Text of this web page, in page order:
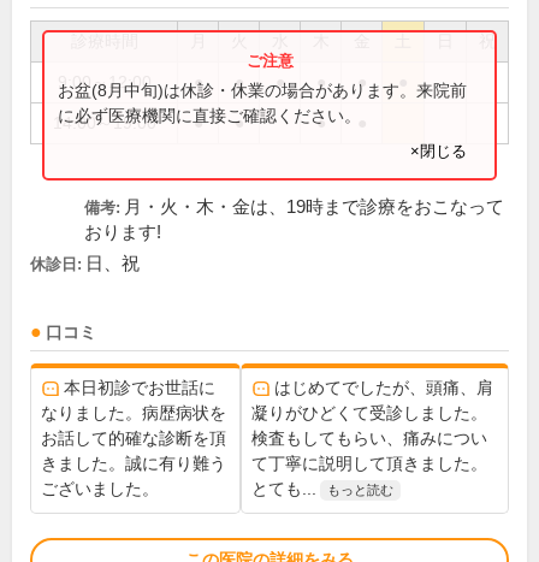
祝
9:00～12:00 ● ● ● ● ●
14:00～19:00 ● ● ●
お盆(8月中旬)は休診・休業の場合があります。来院前
に必ず医療機関に直接ご確認ください。
×閉じる
備考: 月・火・木・金は、19時まで診療をおこなって
おります!
休診日: 日、祝
口コミ
本日初診でお世話に
なりました。病歴病状を
お話して的確な診断を頂
きました。誠に有り難う
ございました。
はじめてでしたが、頭痛、肩
凝りがひどくて受診しました。
検査もしてもらい、痛みについ
て丁寧に説明して頂きました。
とても...
もっと読む